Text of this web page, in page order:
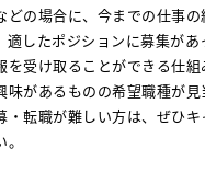
どの場合に、今までの仕事
適したポジションに募集が
を受け取ることができる仕組
味があるものの希望職種が
・転職が難しい方は、ぜひ